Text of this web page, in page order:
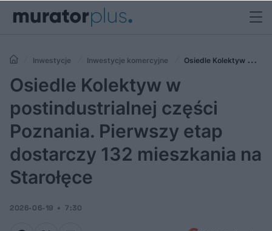
Inwestycje Inwestycje komercyjne
Osiedle Kolektyw w
postindustrialnej części Poznania. Pierwszy etap dostarczy 132
mieszkania na Starołęce
Osiedle Kolektyw w
postindustrialnej części
Poznania. Pierwszy etap
dostarczy 132 mieszkania na
Starołęce
2026-06-19 7:30